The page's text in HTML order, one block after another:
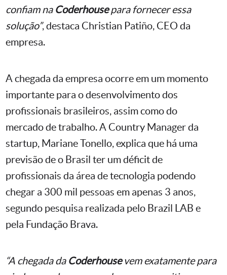
confiam na Coderhousepara fornecer essa
solução”, destaca Christian Patiño, CEO da
empresa.
A chegada da empresa ocorre em um momento
importante para o desenvolvimento dos
profissionais brasileiros, assim como do
mercado de trabalho. A Country Manager da
startup, Mariane Tonello, explica que há uma
previsão de o Brasil ter um déficit de
profissionais da área de tecnologia podendo
chegar a 300 mil pessoas em apenas 3 anos,
segundo pesquisa realizada pelo Brazil LAB e
pela Fundação Brava.
“A chegada da Coderhousevem exatamente para